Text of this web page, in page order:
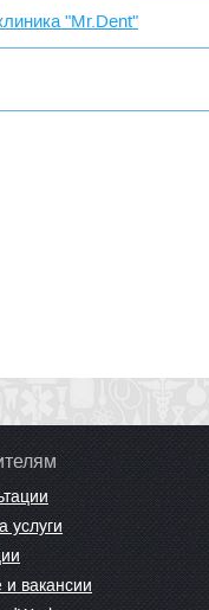
"Mr.Dent"
услуги
вакансии